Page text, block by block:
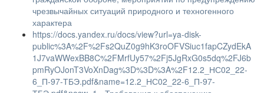
чрезвычайных ситуаций природного и техногенного
характера
https://docs.yandex.ru/docs/view?url=ya-disk-
public%3A%2F%2Fs2QuZ0g9hK3roOFVSiuc1fapCZydEkA
1J7vaWWexBB8C%2FMrfUy57%2Fj5JgRxG0s5dq%2FJ6b
pmRyOJonT3VoXnDag%3D%3D%3A%2F12.2_НС02_22-
6_П-97-ТБЭ.pdf&name=12.2_НС02_22-6_П-97-